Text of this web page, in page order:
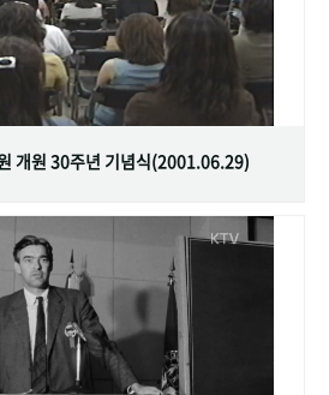
개원 30주년 기념식(2001.06.29)